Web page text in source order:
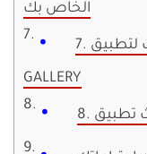
الخاص بك
7. مسح ذاكرة التخزين المؤقت لتطبيق
GALLERY